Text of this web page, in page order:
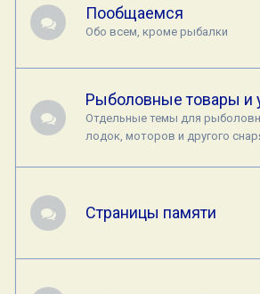
Пообщаемся
Обо всем, кроме рыбалки
Рыболовные товары и
Отдельные темы для
лодок, моторов и другого
Страницы памяти